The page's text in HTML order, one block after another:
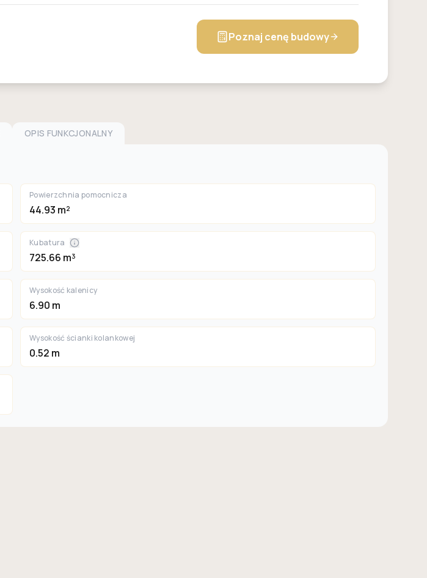
Poznaj cenę budowy
OPIS FUNKCJONALNY
Powierzchnia pomocnicza
44.93 m²
Kubatura
725.66 m³
Wysokość kalenicy
6.90 m
Wysokość ścianki kolankowej
0.52 m